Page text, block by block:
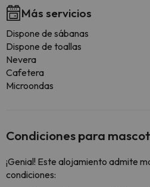
Más servicios
Dispone de sábanas
Dispone de toallas
Nevera
Cafetera
Microondas
Condiciones para
¡Genial! Este alojamiento admite
condiciones: